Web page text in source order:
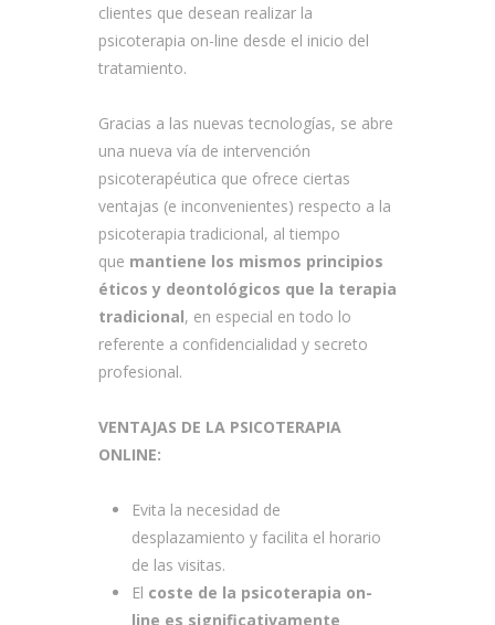
clientes que desean realizar la
psicoterapia on-line desde el inicio del
tratamiento.
Gracias a las nuevas tecnologías, se abre
una nueva vía de intervención
psicoterapéutica que ofrece ciertas
ventajas (e inconvenientes) respecto a la
psicoterapia tradicional, al tiempo
que mantiene los mismos principios
éticos y deontológicos que la terapia
tradicional, en especial en todo lo
referente a confidencialidad y secreto
profesional.
VENTAJAS DE LA PSICOTERAPIA
ONLINE:
Evita la necesidad de
desplazamiento y facilita el horario
de las visitas.
El coste de la psicoterapia on-
line es significativamente